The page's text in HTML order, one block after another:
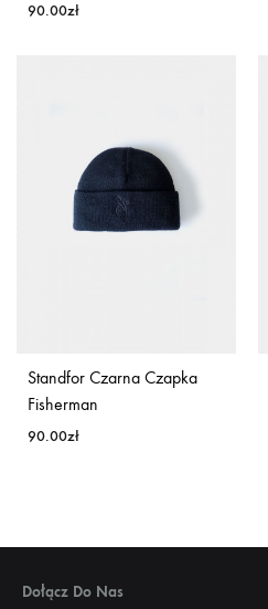
90.00zł
Standfor Czarna Czapka
Fisherman
90.00zł
Dołącz Do Nas